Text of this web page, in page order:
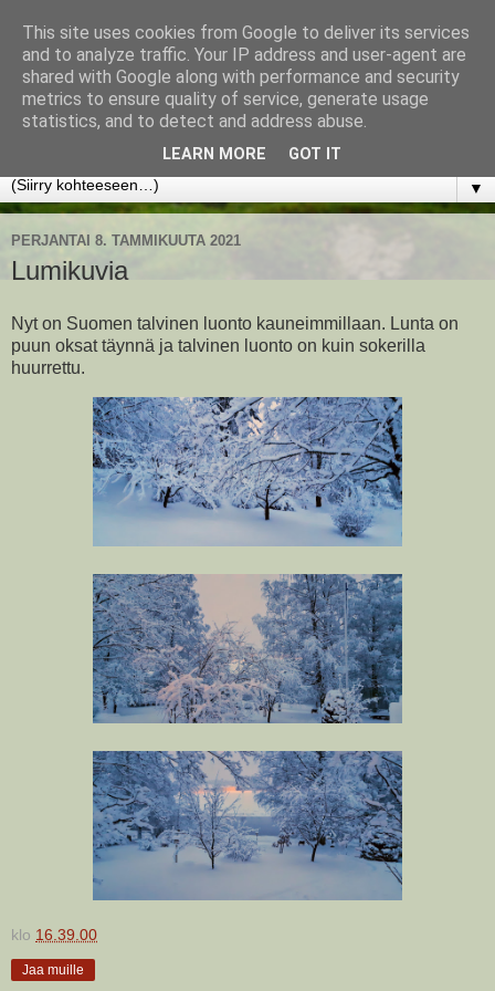
www.jyrkikokko.fi
Uusi Suunta - Jokainen hetki tarjoaa tilaisuuden muuttaa
▼
PERJANTAI 8. TAMMIKUUTA 2021
Lumikuvia
Nyt on Suomen talvinen luonto kauneimmillaan. Lunta on
puun oksat täynnä ja talvinen luonto on kuin sokerilla
huurrettu.
klo 16.39.00
Jaa muille
This site uses cookies from Google to deliver its services
and to analyze traffic. Your IP address and user-agent are
shared with Google along with performance and security
metrics to ensure quality of service, generate usage
statistics, and to detect and address abuse.
LEARN MORE GOT IT